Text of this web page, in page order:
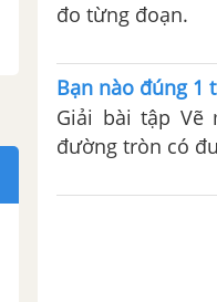
đo từng đoạn.
Bạn nào đúng 1
Giải bài tập Vẽ
đường tròn có